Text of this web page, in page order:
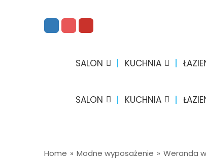
SALON KUCHNIA
SALON
KUCHNIA
Home » Modne wyposażenie » Weranda